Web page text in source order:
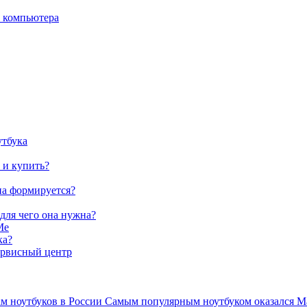
компьютера
купить?
формируется?
чего она нужна?
центр
ноутбуков в России Самым популярным ноутбуком оказался